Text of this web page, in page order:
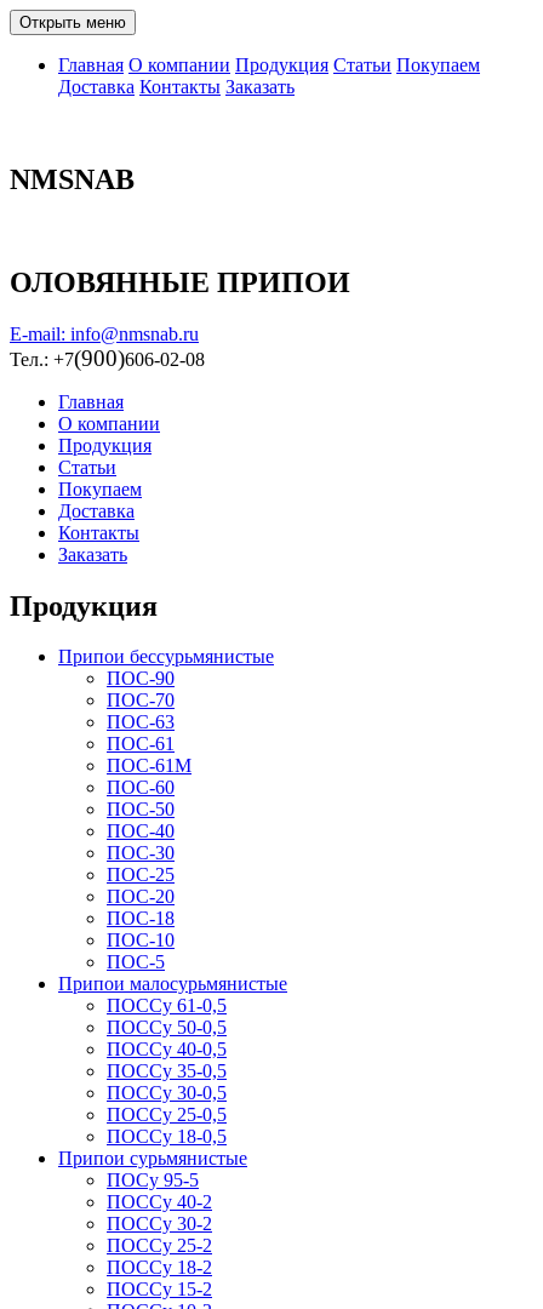
Открыть меню
Главная О компании Продукция Статьи Покупаем
Доставка Контакты Заказать
NMSNAB
ОЛОВЯННЫЕ ПРИПОИ
E-mail: info@nmsnab.ru
Тел.: +7(900)606-02-08
Главная
О компании
Продукция
Статьи
Покупаем
Доставка
Контакты
Заказать
Продукция
Припои бессурьмянистые
ПОС-90
ПОС-70
ПОС-63
ПОС-61
ПОС-61M
ПОС-60
ПОС-50
ПОС-40
ПОС-30
ПОС-25
ПОС-20
ПОС-18
ПОС-10
ПОС-5
Припои малосурьмянистые
ПОССу 61-0,5
ПОССу 50-0,5
ПОССу 40-0,5
ПОССу 35-0,5
ПОССу 30-0,5
ПОССу 25-0,5
ПОССу 18-0,5
Припои сурьмянистые
ПОСу 95-5
ПОССу 40-2
ПОССу 30-2
ПОССу 25-2
ПОССу 18-2
ПОССу 15-2